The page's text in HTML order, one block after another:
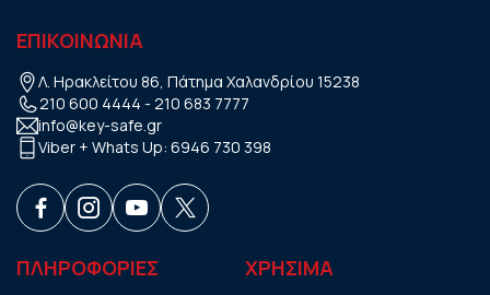
ΕΠΙΚΟΙΝΩΝΙΑ
Λ. Ηρακλείτου 86, Πάτημα Χαλανδρίου 15238
210 600 4444 - 210 683 7777
info@key-safe.gr
Viber + Whats Up: 6946 730 398
ΠΛΗΡΟΦΟΡΙΕΣ ΧΡHΣΙΜΑ